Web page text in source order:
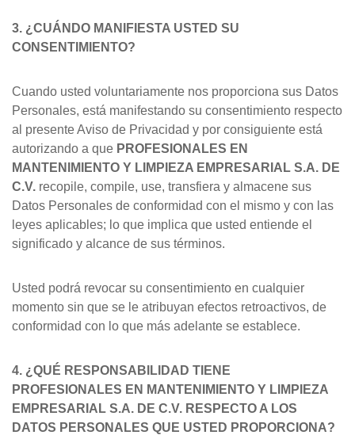
3. ¿CUÁNDO MANIFIESTA USTED SU
CONSENTIMIENTO?
Cuando usted voluntariamente nos proporciona sus Datos
Personales, está manifestando su consentimiento respecto
al presente Aviso de Privacidad y por consiguiente está
autorizando a que PROFESIONALES EN
MANTENIMIENTO Y LIMPIEZA EMPRESARIAL S.A. DE
C.V. recopile, compile, use, transfiera y almacene sus
Datos Personales de conformidad con el mismo y con las
leyes aplicables; lo que implica que usted entiende el
significado y alcance de sus términos.
Usted podrá revocar su consentimiento en cualquier
momento sin que se le atribuyan efectos retroactivos, de
conformidad con lo que más adelante se establece.
4. ¿QUÉ RESPONSABILIDAD TIENE
PROFESIONALES EN MANTENIMIENTO Y LIMPIEZA
EMPRESARIAL S.A. DE C.V. RESPECTO A LOS
DATOS PERSONALES QUE USTED PROPORCIONA?